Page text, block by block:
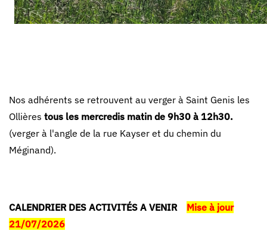
Nos adhérents se retrouvent au verger à Saint Genis les
Ollières tous les mercredis matin de 9h30 à 12h30.
(verger à l'angle de la rue Kayser et du chemin du
Méginand).
CALENDRIER DES ACTIVITÉS A VENIR
Mise à jour
21/07/2026